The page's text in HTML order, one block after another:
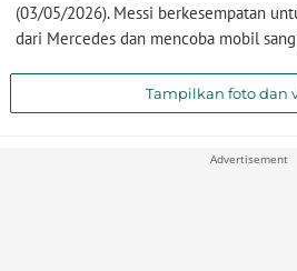
(03/05/2026). Messi berkesempatan
dari Mercedes dan mencoba mobil
Tampilkan foto dan
Advertisement